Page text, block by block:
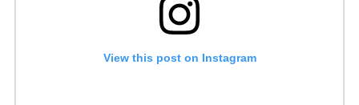
View this post on Instagram